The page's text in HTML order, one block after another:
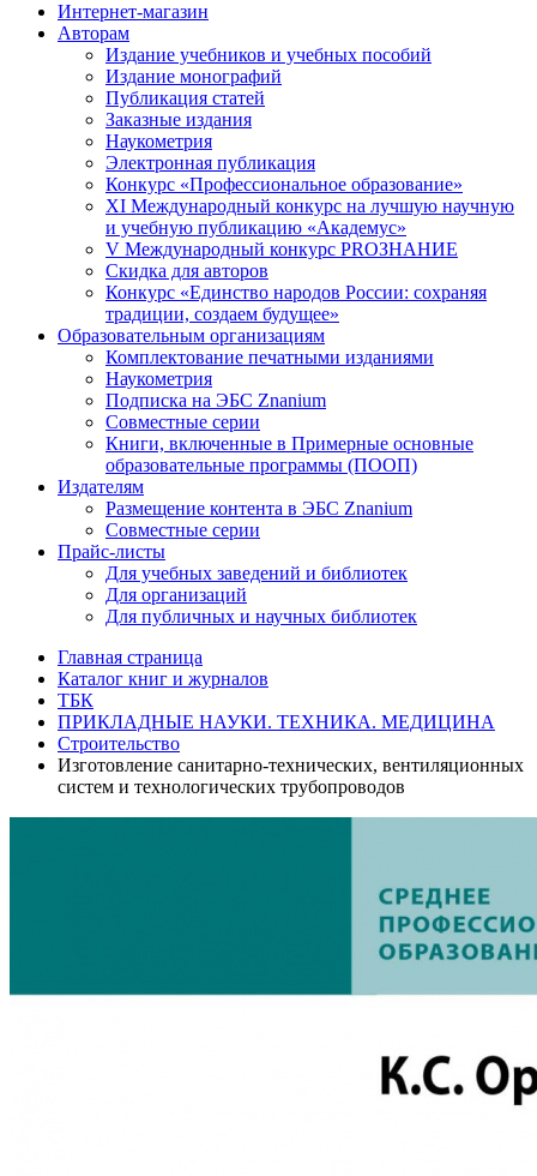
Интернет-магазин
Авторам
Издание учебников и учебных пособий
Издание монографий
Публикация статей
Заказные издания
Наукометрия
Электронная публикация
Конкурс «Профессиональное образование»
XI Международный конкурс на лучшую научную
и учебную публикацию «Академус»
V Международный конкурс PROЗНАНИЕ
Скидка для авторов
Конкурс «Единство народов России: сохраняя
традиции, создаем будущее»
Образовательным организациям
Комплектование печатными изданиями
Наукометрия
Подписка на ЭБС Znanium
Совместные серии
Книги, включенные в Примерные основные
образовательные программы (ПООП)
Издателям
Размещение контента в ЭБС Znanium
Совместные серии
Прайс-листы
Для учебных заведений и библиотек
Для организаций
Для публичных и научных библиотек
Главная страница
Каталог книг и журналов
ТБК
ПРИКЛАДНЫЕ НАУКИ. ТЕХНИКА. МЕДИЦИНА
Строительство
Изготовление санитарно-технических, вентиляционных
систем и технологических трубопроводов